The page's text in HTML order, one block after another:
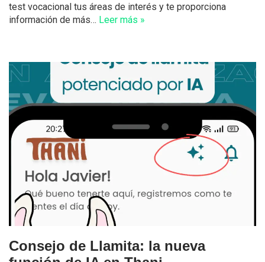
test vocacional tus áreas de interés y te proporciona
información de más… Leer más »
Consejo de Llamita: la nueva